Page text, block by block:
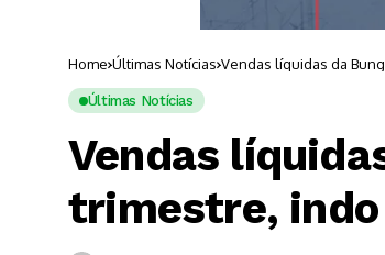
Home Últimas Notícias Vendas líquidas da
Últimas Notícias
Vendas
trimestre, indo